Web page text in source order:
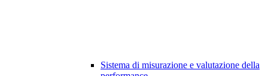
Sistema di misurazione e valutazione della